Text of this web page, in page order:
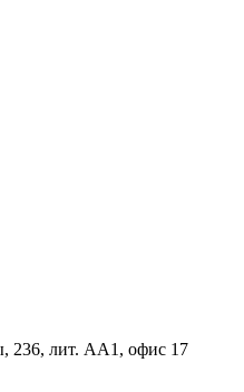
236, лит. АА1, офис 17